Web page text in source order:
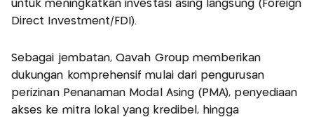
untuk meningkatkan investasi asing langsung (Foreign
Direct Investment/FDI).
Sebagai jembatan, Qavah Group memberikan
dukungan komprehensif mulai dari pengurusan
perizinan Penanaman Modal Asing (PMA), penyediaan
akses ke mitra lokal yang kredibel, hingga